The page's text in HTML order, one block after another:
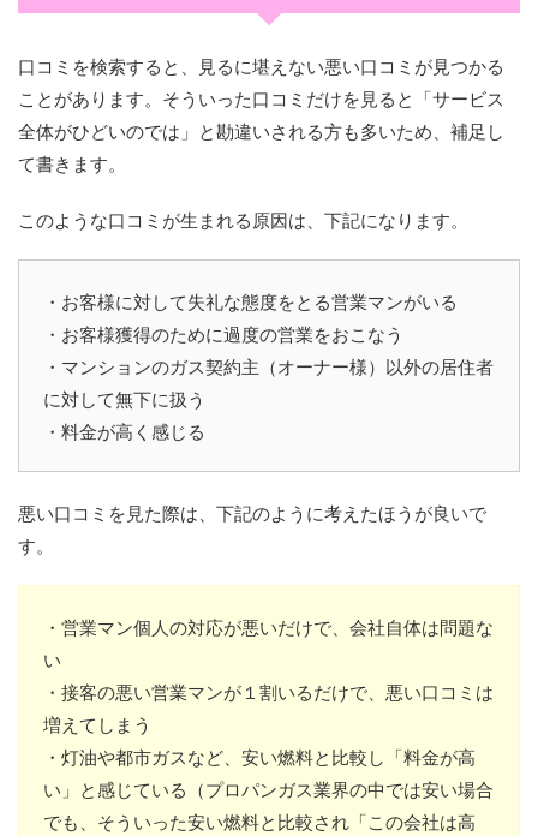
口コミを検索すると、見るに堪えない悪い口コミが見つかる
ことがあります。そういった口コミだけを見ると「サービス
全体がひどいのでは」と勘違いされる方も多いため、補足し
て書きます。
このような口コミが生まれる原因は、下記になります。
・お客様に対して失礼な態度をとる営業マンがいる
・お客様獲得のために過度の営業をおこなう
・マンションのガス契約主（オーナー様）以外の居住者
に対して無下に扱う
・料金が高く感じる
悪い口コミを見た際は、下記のように考えたほうが良いで
す。
・営業マン個人の対応が悪いだけで、会社自体は問題な
い
・接客の悪い営業マンが１割いるだけで、悪い口コミは
増えてしまう
・灯油や都市ガスなど、安い燃料と比較し「料金が高
い」と感じている（プロパンガス業界の中では安い場合
でも、そういった安い燃料と比較され「この会社は高